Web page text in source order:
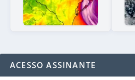
ACESSO ASSINANTE